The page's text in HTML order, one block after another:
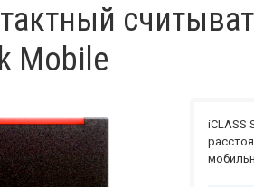
Mobile
iCLASS